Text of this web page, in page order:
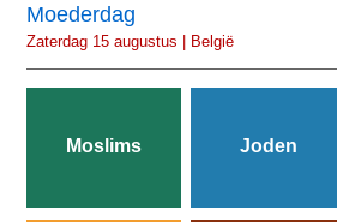
Moederdag
Zaterdag 15 augustus | België
Moslims Joden